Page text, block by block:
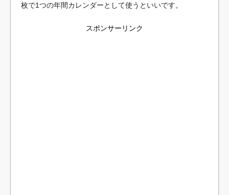
枚で1つの年間カレンダーとして使うといいです。
スポンサーリンク